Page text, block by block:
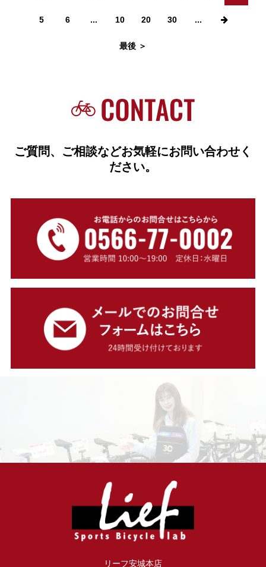
5 6 ... 10 20 30 ...
最後 ＞
ご質問、ご相談などお気軽にお問い合わせく
ださい。
リーフ安城本店